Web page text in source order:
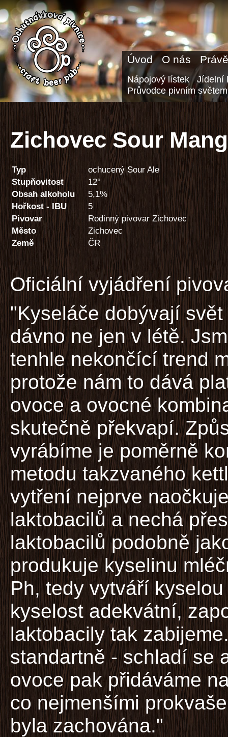
Úvod O nás
Nápojový lístek
Jídelní
Průvodce pivním světem
Zichovec Sour
Typ
ochucený Sour Ale
Stupňovitost
12°
Obsah alkoholu
5,1%
Hořkost - IBU
5
Pivovar
Rodinný pivovar Zichovec
Město
Zichovec
Země
ČR
Oficiální vyjádření
"Kyseláče dobývají svět
dávno ne jen v létě.
tenhle nekončící trend
protože nám to dává
ovoce a ovocné
skutečně překvapí.
vyrábíme je poměrně
metodu takzvaného
vytření nejprve
laktobacilů a nechá
laktobacilů podobně
produkuje kyselinu
Ph, tedy vytváří
kyselost adekvátní,
laktobacily tak
standartně - schladí se
ovoce pak přidáváme
co nejmenšími
byla zachována."